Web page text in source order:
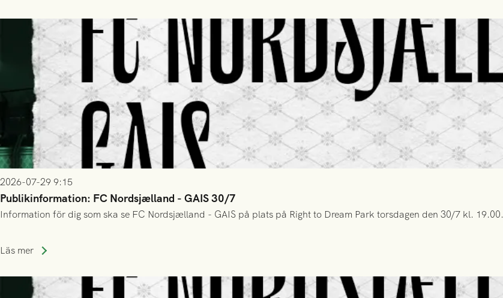
2026-07-29 9:15
Publikinformation: FC Nordsjælland - GAIS 30/7
Information för dig som ska se FC Nordsjælland - GAIS på plats på Right to Dream Park torsdagen den 30/7 kl. 19.00.
Läs mer